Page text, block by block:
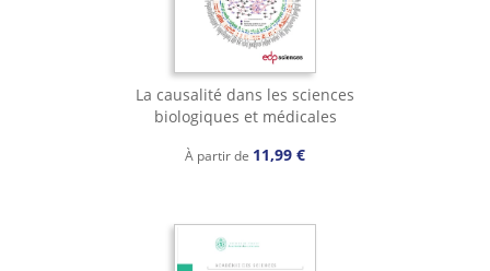
La causalité dans les sciences
biologiques et médicales
À partir de 11,99 €